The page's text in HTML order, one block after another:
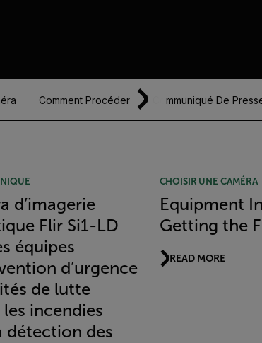
Comment Procéder Communiqué De
d’imagerie
Flir Si1-LD
équipes
d’urgence
de lutte
incendies
détection des
CHOISIR UNE CAMÉRA
Equipment
Getting the
READ MORE